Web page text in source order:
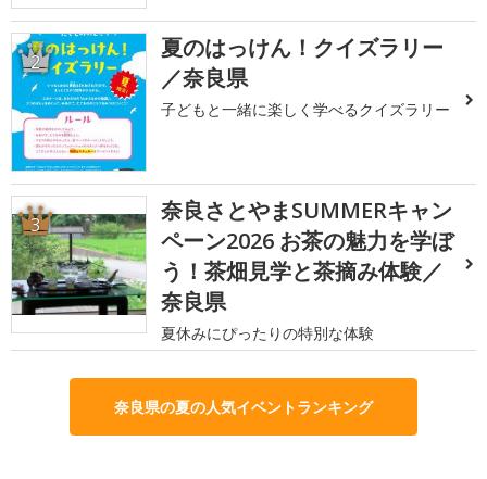
2
夏のはっけん！クイズラリー
／奈良県
子どもと一緒に楽しく学べるクイズラリー
3
奈良さとやまSUMMERキャン
ペーン2026 お茶の魅力を学ぼ
う！茶畑見学と茶摘み体験／
奈良県
夏休みにぴったりの特別な体験
奈良県の夏の人気イベントランキング